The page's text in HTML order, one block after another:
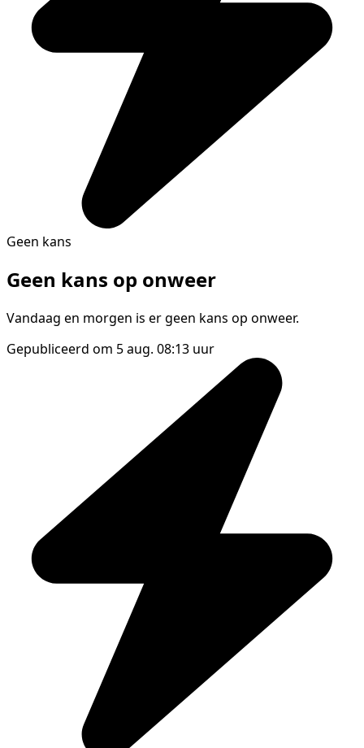
Geen kans
Geen kans op onweer
Vandaag en morgen is er geen kans op onweer.
Gepubliceerd om 5 aug. 08:13 uur